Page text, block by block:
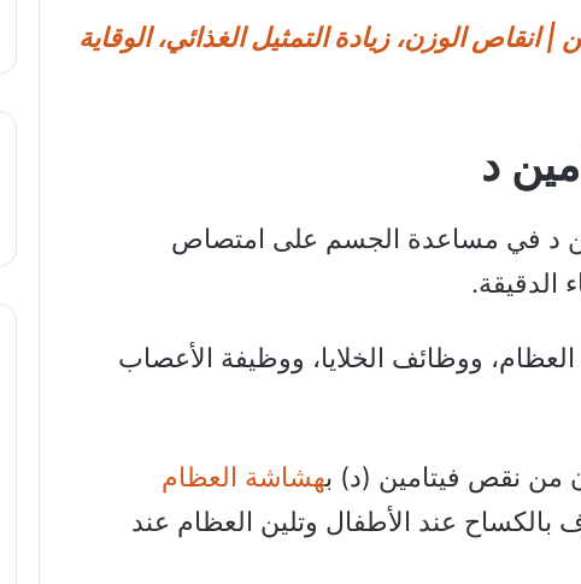
| انقاص الوزن، زيادة التمثيل الغذائي، الوقاية
د
د في مساعدة الجسم على امتصاص
الدقيقة.
ووظائف الخلايا، ووظيفة الأعصاب
من نقص فيتامين (د) بهشاشة العظام
بالكساح عند الأطفال وتلين العظام عند